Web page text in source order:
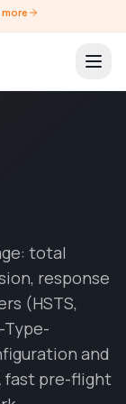
more
total
response
(HSTS,
Type-
and
fast pre-flight